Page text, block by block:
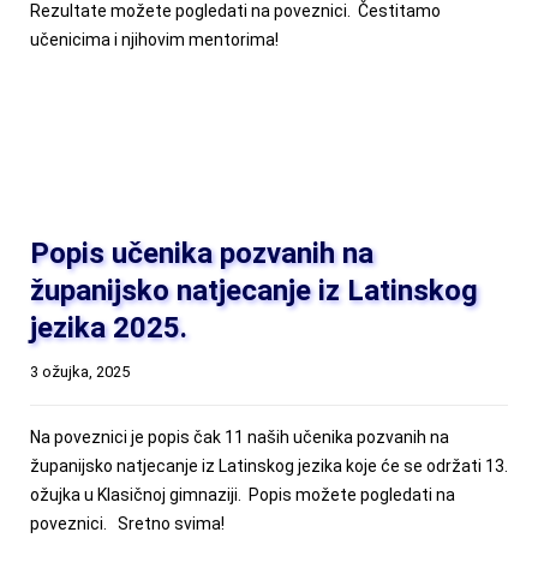
Rezultate možete pogledati na poveznici. Čestitamo
učenicima i njihovim mentorima!
Popis učenika pozvanih na
županijsko natjecanje iz Latinskog
jezika 2025.
3 ožujka, 2025
Na poveznici je popis čak 11 naših učenika pozvanih na
županijsko natjecanje iz Latinskog jezika koje će se održati 13.
ožujka u Klasičnoj gimnaziji. Popis možete pogledati na
poveznici. Sretno svima!